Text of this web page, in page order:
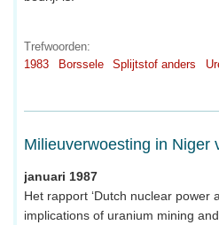
Trefwoorden:
1983
Borssele Splijtstof anders
Milieuverwoesting in Niger
januari 1987
Het rapport ‘Dutch nuclear power
implications of uranium mining